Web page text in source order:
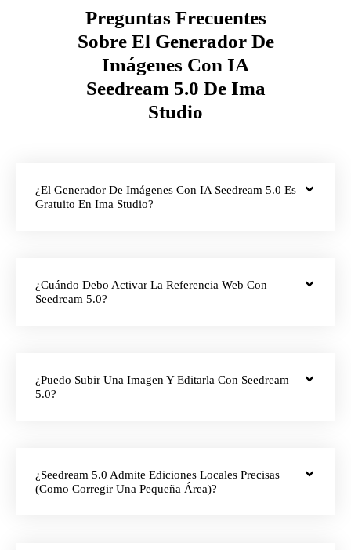
Preguntas Frecuentes
Sobre El Generador De
Imágenes Con IA
Seedream 5.0 De Ima
Studio
¿El Generador De Imágenes Con IA Seedream 5.0 Es
Gratuito En Ima Studio?
¿Cuándo Debo Activar La Referencia Web Con
Seedream 5.0?
¿Puedo Subir Una Imagen Y Editarla Con Seedream
5.0?
¿Seedream 5.0 Admite Ediciones Locales Precisas
(como Corregir Una Pequeña Área)?